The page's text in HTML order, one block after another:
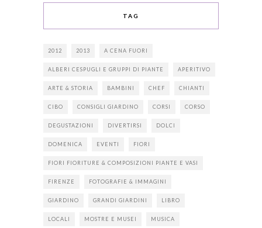
TAG
2012 2013 A CENA FUORI
ALBERI CESPUGLI E GRUPPI DI PIANTE APERITIVO
ARTE & STORIA BAMBINI CHEF CHIANTI
CIBO CONSIGLI GIARDINO CORSI CORSO
DEGUSTAZIONI DIVERTIRSI DOLCI
DOMENICA EVENTI FIORI
FIORI FIORITURE & COMPOSIZIONI PIANTE E VASI
FIRENZE FOTOGRAFIE & IMMAGINI
GIARDINO GRANDI GIARDINI LIBRO
LOCALI MOSTRE E MUSEI MUSICA